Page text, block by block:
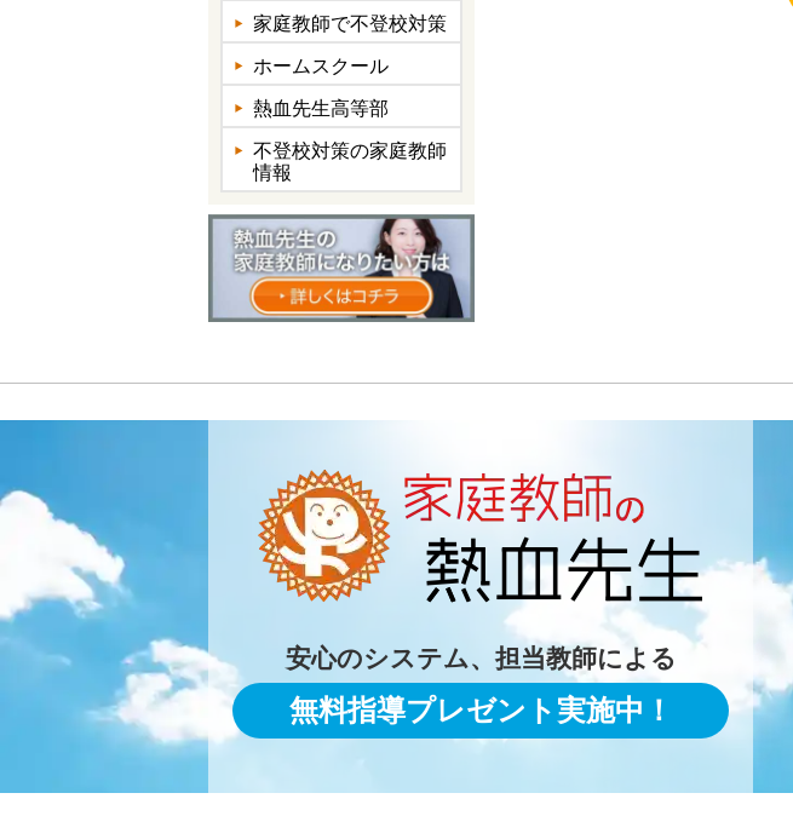
家庭教師で不登校対策
ホームスクール
熱血先生高等部
不登校対策の家庭教師
情報
安心のシステム、担当教師による
無料指導プレゼント実施中！